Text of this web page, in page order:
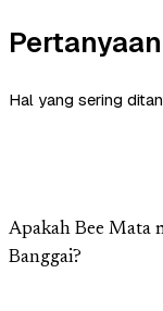
Hal yang sering
Apakah Bee Mata
Banggai?